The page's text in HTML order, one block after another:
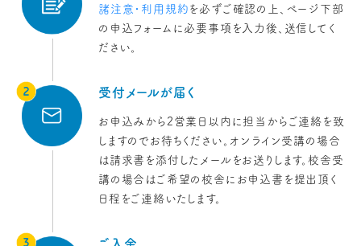
諸注意・利用規約 を必ずご確認の上、ページ下部
の申込フォームに必要事項を入力後、送信してく
ださい。
受付メールが届く
お申込みから2営業日以内に担当からご連絡を致
しますのでお待ちください。オンライン受講の場合
は請求書を添付したメールをお送りします。校舎受
講の場合はご希望の校舎にお申込書を提出頂く
日程をご連絡いたします。